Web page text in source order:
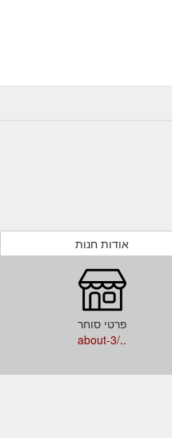
אודות חנות
פרטי סוחר
../about-3